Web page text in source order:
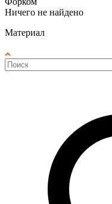
Ничего не найдено
Материал